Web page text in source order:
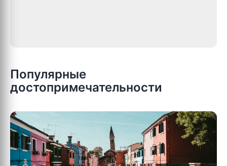
Популярные
достопримечательности